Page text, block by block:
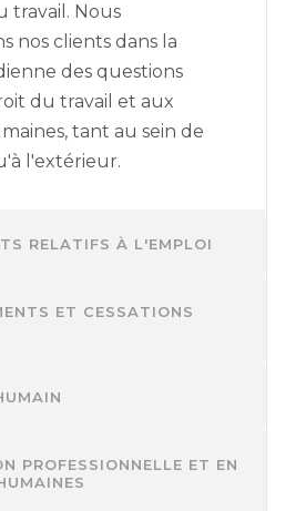
travail. Nous
nos clients dans la
des questions
du travail et aux
tant au sein de
l'extérieur.
RELATIFS À L'EMPLOI
ET CESSATIONS
PROFESSIONNELLE ET EN